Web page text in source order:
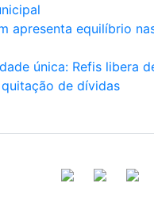
apresenta equilíbrio
única: Refis libera
quitação de dívidas